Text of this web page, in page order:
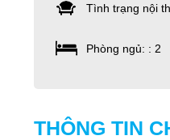
Tình trạng nội
Phòng ngủ: : 2
THÔNG TIN